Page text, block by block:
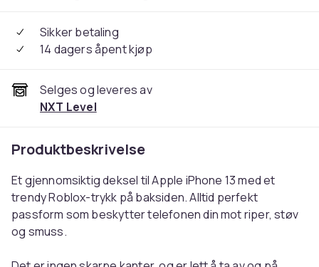
Sikker betaling
14 dagers åpent kjøp
Selges og leveres av
NXT Level
Produktbeskrivelse
Et gjennomsiktig deksel til Apple iPhone 13 med et
trendy Roblox-trykk på baksiden. Alltid perfekt
passform som beskytter telefonen din mot riper, støv
og smuss.